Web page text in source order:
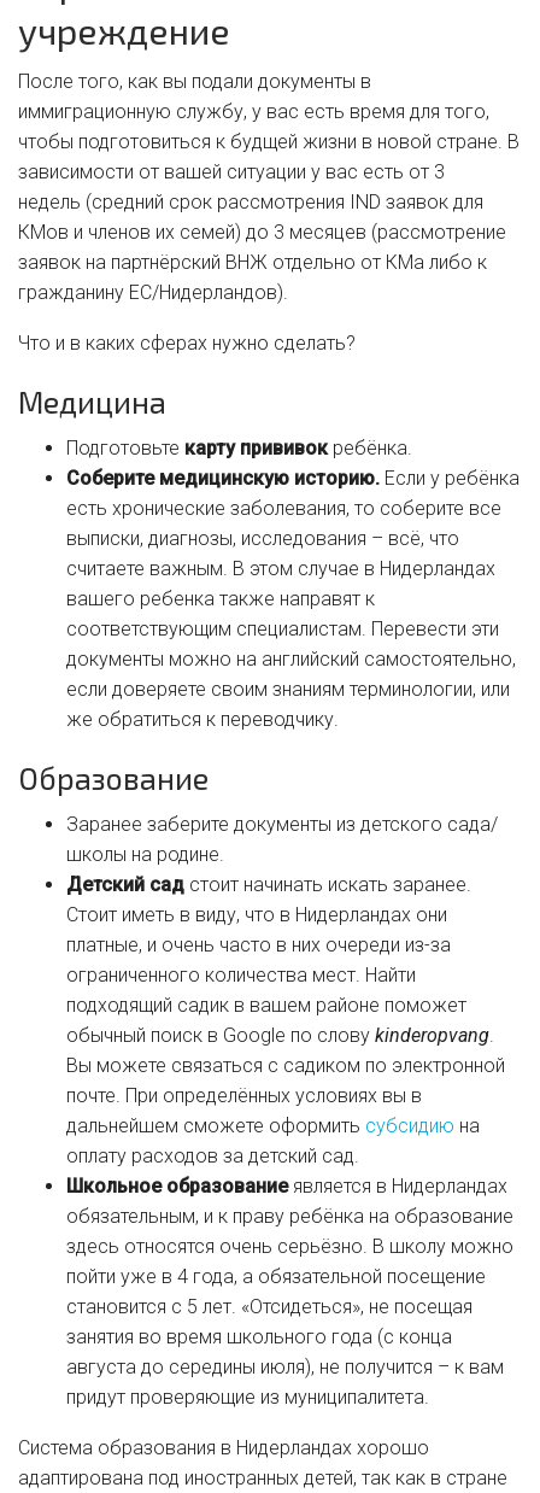
учреждение
После того, как вы подали документы в
иммиграционную службу, у вас есть время для того,
чтобы подготовиться к будщей жизни в новой стране. В
зависимости от вашей ситуации у вас есть от 3
недель (средний срок рассмотрения IND заявок для
КМов и членов их семей) до 3 месяцев (рассмотрение
заявок на партнёрский ВНЖ отдельно от КМа либо к
гражданину ЕС/Нидерландов).
Что и в каких сферах нужно сделать?
Медицина
Подготовьте карту прививок ребёнка.
Соберите медицинскую историю. Если у ребёнка
есть хронические заболевания, то соберите все
выписки, диагнозы, исследования – всё, что
считаете важным. В этом случае в Нидерландах
вашего ребенка также направят к
соответствующим специалистам. Перевести эти
документы можно на английский самостоятельно,
если доверяете своим знаниям терминологии, или
же обратиться к переводчику.
Образование
Заранее заберите документы из детского сада/
школы на родине.
Детский сад стоит начинать искать заранее.
Стоит иметь в виду, что в Нидерландах они
платные, и очень часто в них очереди из-за
ограниченного количества мест. Найти
подходящий садик в вашем районе поможет
обычный поиск в Google по слову kinderopvang
Вы можете связаться с садиком по электронной
почте. При определённых условиях вы в
дальнейшем сможете оформить субсидию на
оплату расходов за детский сад.
Школьное образованиеявляется в Нидерландах
обязательным, и к праву ребёнка на образование
здесь относятся очень серьёзно. В школу можно
пойти уже в 4 года, а обязательной посещение
становится с 5 лет. «Отсидеться», не посещая
занятия во время школьного года (с конца
августа до середины июля), не получится – к вам
придут проверяющие из муниципалитета.
Система образования в Нидерландах хорошо
адаптирована под иностранных детей, так как в стране